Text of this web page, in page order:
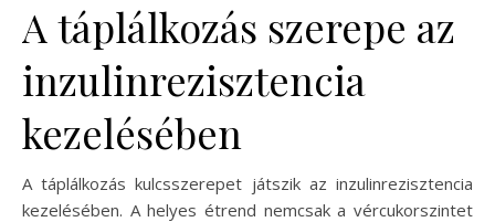
A táplálkozás szerepe az
inzulinrezisztencia
kezelésében
A táplálkozás kulcsszerepet játszik az inzulinrezisztencia
kezelésében. A helyes étrend nemcsak a vércukorszintet